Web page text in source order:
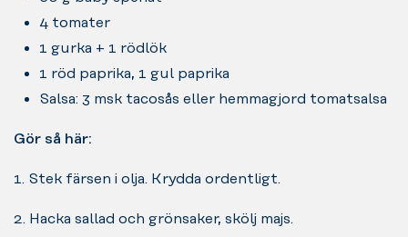
4 tomater
1 gurka + 1 rödlök
1 röd paprika, 1 gul paprika
Salsa: 3 msk tacosås eller hemmagjord tomatsalsa
Gör så här:
1. Stek färsen i olja. Krydda ordentligt.
2. Hacka sallad och grönsaker, skölj majs.